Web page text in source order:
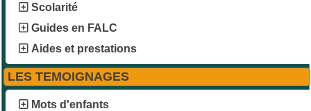
Scolarité
Guides en FALC
Aides et prestations
LES TEMOIGNAGES
Mots d'enfants